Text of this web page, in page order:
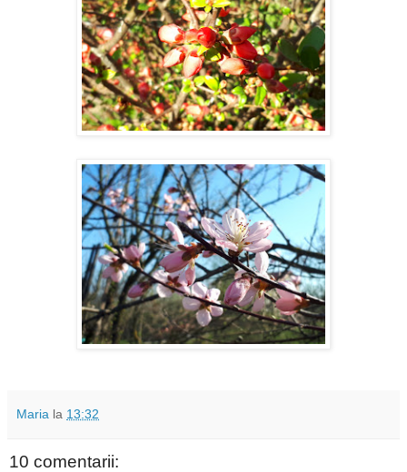
Maria la 13:32
10 comentarii: